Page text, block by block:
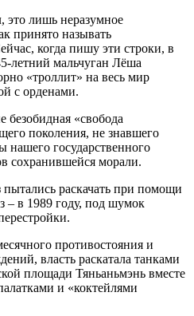
это лишь неразумное
принято называть
когда пишу эти строки, в
летний мальчуган Лёша
«троллит» на весь мир
с орденами.
безобидная «свобода
поколения, не знавшего
государственного
сохранившейся морали.
раскачать при помощи
– в 1989 году, под шумок
противостояния и
власть раскатала танками
площади Тяньаньмэнь вместе
и «коктейлями